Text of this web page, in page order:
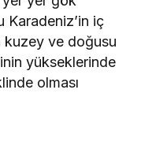
Karadeniz’in iç
kuzey ve doğusu
yükseklerinde
olması